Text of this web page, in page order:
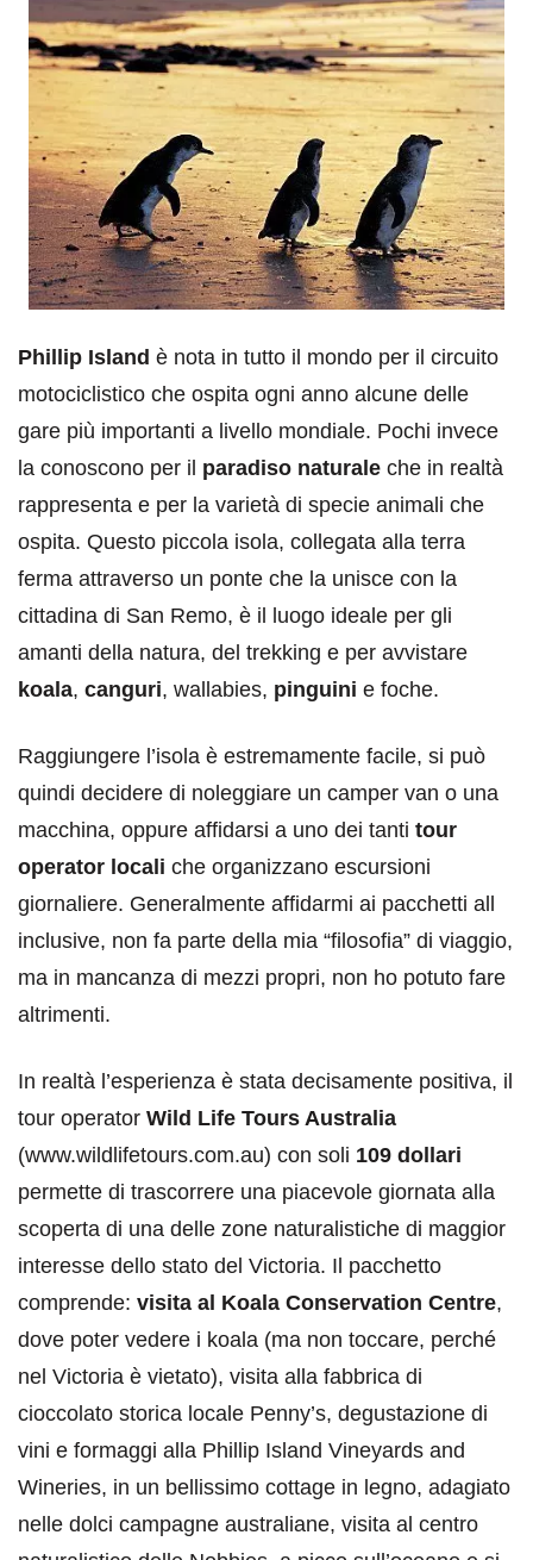
Phillip Island è nota in tutto il mondo per il circuito
motociclistico che ospita ogni anno alcune delle
gare più importanti a livello mondiale. Pochi invece
la conoscono per il paradiso naturale che in realtà
rappresenta e per la varietà di specie animali che
ospita. Questo piccola isola, collegata alla terra
ferma attraverso un ponte che la unisce con la
cittadina di San Remo, è il luogo ideale per gli
amanti della natura, del trekking e per avvistare
koala, canguri, wallabies, pinguini e foche.
Raggiungere l’isola è estremamente facile, si può
quindi decidere di noleggiare un camper van o una
macchina, oppure affidarsi a uno dei tanti tour
operator locali che organizzano escursioni
giornaliere. Generalmente affidarmi ai pacchetti all
inclusive, non fa parte della mia “filosofia” di viaggio,
ma in mancanza di mezzi propri, non ho potuto fare
altrimenti.
In realtà l’esperienza è stata decisamente positiva, il
tour operator Wild Life Tours Australia
(www.wildlifetours.com.au) con soli 109 dollari
permette di trascorrere una piacevole giornata alla
scoperta di una delle zone naturalistiche di maggior
interesse dello stato del Victoria. Il pacchetto
comprende: visita al Koala Conservation Centre,
dove poter vedere i koala (ma non toccare, perché
nel Victoria è vietato), visita alla fabbrica di
cioccolato storica locale Penny’s, degustazione di
vini e formaggi alla Phillip Island Vineyards and
Wineries, in un bellissimo cottage in legno, adagiato
nelle dolci campagne australiane, visita al centro